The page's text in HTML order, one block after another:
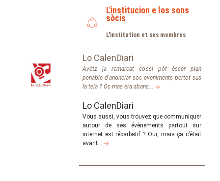
L'institucion e los sons
sòcis
L'institution et ses membres
Lo CalenDiari
Avètz ja remarcat cossí pòt èsser plan
penable d'anonciar sos eveniments pertot sus
la tela ? Òc mas èra abans...
Lo CalenDiari
Vous aussi, vous trouvez que communiquer
autour de ses évènements partout sur
internet est rébarbatif ? Oui, mais ça c’était
avant…